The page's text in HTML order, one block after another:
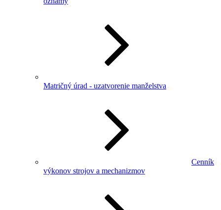
Matričný úrad - uzatvorenie manželstva
Cenník
výkonov strojov a mechanizmov